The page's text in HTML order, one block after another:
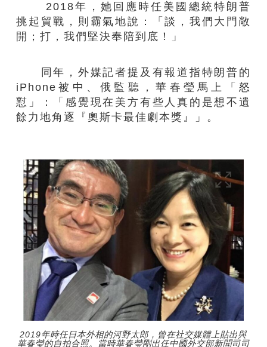
2018年，她回應時任美國總統特朗普
挑起貿戰，則霸氣地說：「談，我們大門敞
開；打，我們堅決奉陪到底！」
同年，外媒記者提及有報道指特朗普的
iPhone被中、俄監聽，華春瑩馬上「怒
懟」：「感覺現在美方有些人真的是想不遺
餘力地角逐『奧斯卡最佳劇本獎』」。
2019年時任日本外相的河野太郎，曾在社交媒體上貼出與
華春瑩的自拍合照。當時華春瑩剛出任中國外交部新聞司司